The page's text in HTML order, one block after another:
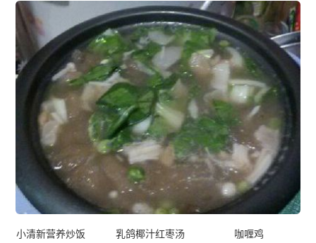
小清新营养炒饭 乳鸽椰汁红枣汤 咖喱鸡